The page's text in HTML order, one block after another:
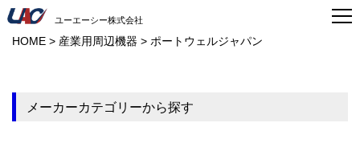
ユーエーシー株式会社
HOME > 産業用周辺機器 > ポートウェルジャパン
メーカーカテゴリーから探す